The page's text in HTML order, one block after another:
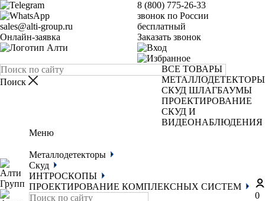
sales@alti-group.ru
Онлайн-заявка
8 (800) 775-26-33
звонок по России
бесплатный
Заказать звонок
ВСЕ ТОВАРЫ
МЕТАЛЛОДЕТЕКТОРЫ
СКУД ШЛАГБАУМЫ
ПРОЕКТИРОВАНИЕ
СКУД И
ВИДЕОНАБЛЮДЕНИЯ
Меню
Металлодетекторы
Скуд
ИНТРОСКОПЫ
ПРОЕКТИРОВАНИЕ КОМПЛЕКСНЫХ СИСТЕМ
0